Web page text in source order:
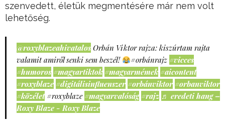
szenvedett, életük megmentésére már nem volt
lehetőség.
@roxyblazeahivatalos Orbán Viktor rajza: kiszúrtam rajta
valamit amiről senki sem beszél!
#orbánrajz #vicces
#humoros #magyartiktok #magyarmémek #aicontent
#roxyblaze #digitálisinfluenszer #orbánviktor #orbanviktor
#közélet #roxyblaze #magyarvalóság #rajz ♬ eredeti hang –
Roxy Blaze - Roxy Blaze